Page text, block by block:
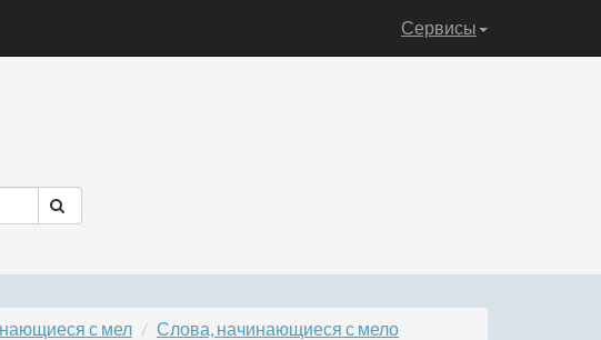
Сервисы
с мел
Слова, начинающиеся с мело